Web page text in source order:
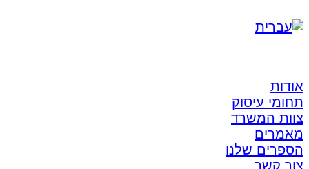
אודות
תחומי עיסוק
צוות המשרד
מאמרים
הספרים שלנו
צור קשר